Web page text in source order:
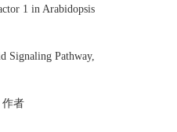
1 in Arabidopsis
Signaling Pathway,
作者